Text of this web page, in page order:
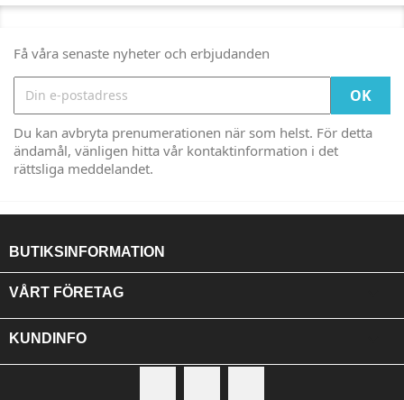
Få våra senaste nyheter och erbjudanden
Du kan avbryta prenumerationen när som helst. För detta
ändamål, vänligen hitta vår kontaktinformation i det
rättsliga meddelandet.
BUTIKSINFORMATION
VÅRT FÖRETAG
KUNDINFO